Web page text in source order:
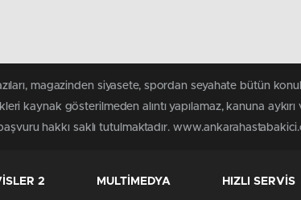
magazinden siyasete, spordan seyahate bütün
kaynak gösterilmeden alıntı yapılamaz, kanuna
hakkı saklı tutulmaktadır.
2 MULTİMEDYA HIZLI SERVİS